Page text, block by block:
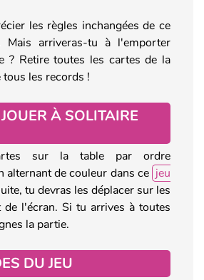
les règles inchangées de ce
Mais arriveras-tu à l'emporter
? Retire toutes les cartes de la
les records !
À SOLITAIRE
sur la table par ordre
alternant de couleur dans ce jeu
tu devras les déplacer sur les
de l'écran. Si tu arrives à toutes
la partie.
DU JEU